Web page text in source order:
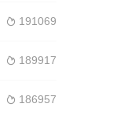
 191069
 189917
 186957